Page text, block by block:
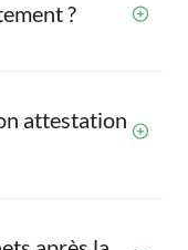
?
attestation